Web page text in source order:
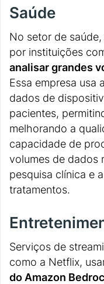
Saúde
No setor de
por instituições
analisar grandes
Essa empresa usa
dados de
pacientes,
melhorando a
capacidade de
volumes de dados
pesquisa clínica e
tratamentos.
Serviços de
como a Netflix,
do Amazon